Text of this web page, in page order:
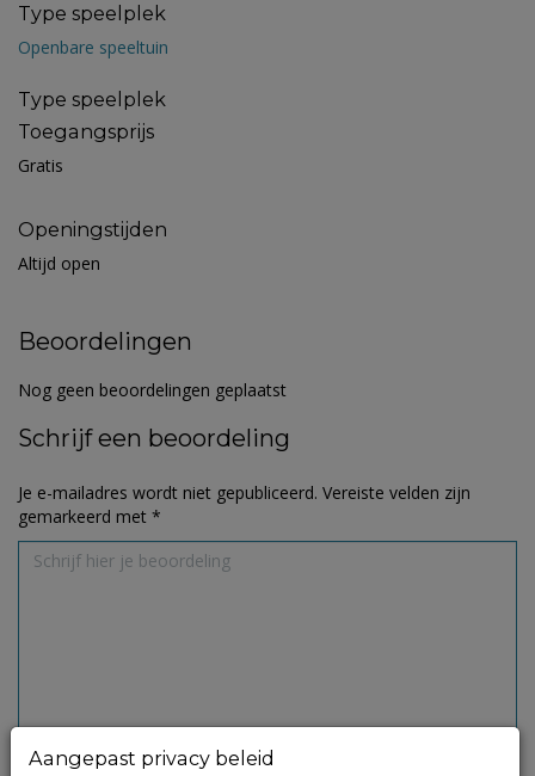
Type speelplek
Openbare speeltuin
Type speelplek
Toegangsprijs
Gratis
Openingstijden
Altijd open
Beoordelingen
Nog geen beoordelingen geplaatst
Schrijf een beoordeling
Je e-mailadres wordt niet gepubliceerd. Vereiste velden zijn
gemarkeerd met *
Aangepast privacy beleid